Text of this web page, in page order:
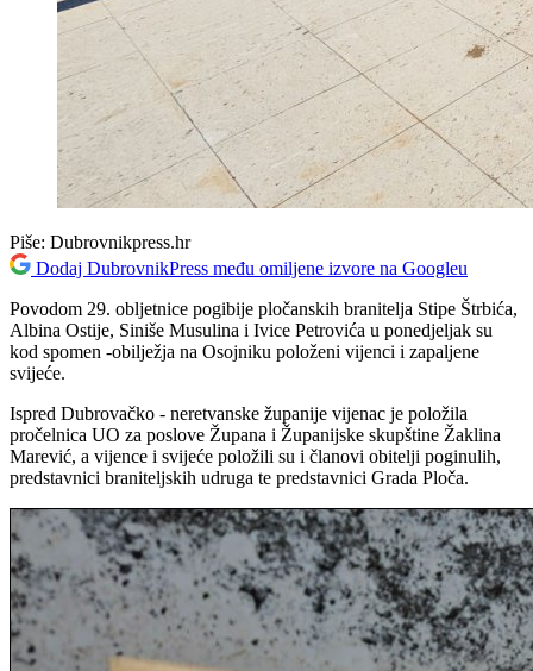
Piše: Dubrovnikpress.hr
Dodaj DubrovnikPress među omiljene izvore na Googleu
Povodom 29. obljetnice pogibije pločanskih branitelja Stipe Štrbića,
Albina Ostije, Siniše Musulina i Ivice Petrovića u ponedjeljak su
kod spomen -obilježja na Osojniku položeni vijenci i zapaljene
svijeće.
Ispred Dubrovačko - neretvanske županije vijenac je položila
pročelnica UO za poslove Župana i Županijske skupštine Žaklina
Marević, a vijence i svijeće položili su i članovi obitelji poginulih,
predstavnici braniteljskih udruga te predstavnici Grada Ploča.